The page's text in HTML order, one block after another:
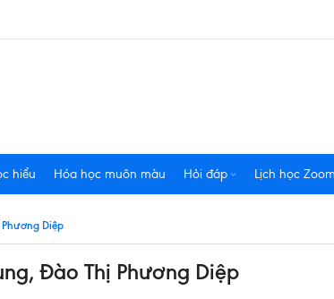
hiểu Hóa học muôn màu Hỏi đáp Lịch học Zoom
Diệp
Đào Thị Phương Diệp